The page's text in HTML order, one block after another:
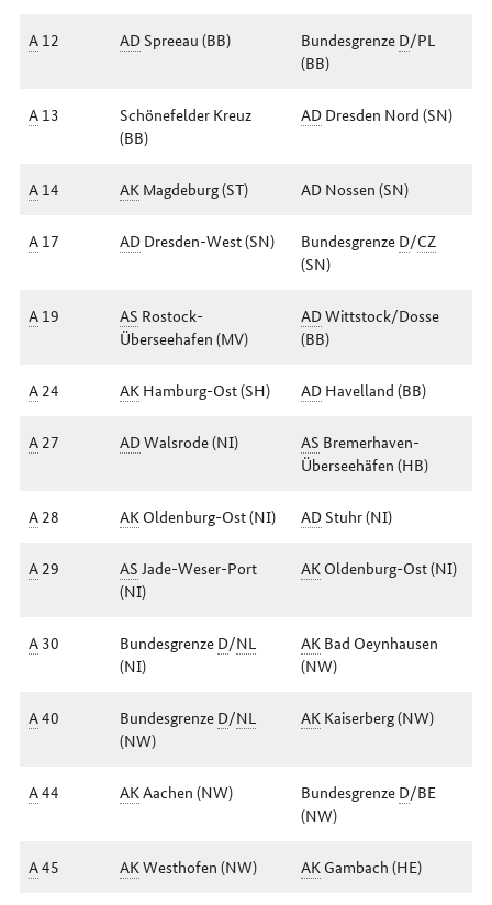
A12 ADSpreeau (BB) Bundesgrenze D/PL
(BB)
A13
Schönefelder Kreuz
(BB)
ADDresden Nord (SN)
A14 AKMagdeburg (ST) AD Nossen (SN)
A17 ADDresden-West (SN) Bundesgrenze D/CZ
(SN)
A19 AS Rostock-
Überseehafen (MV)
ADWittstock/Dosse
(BB)
A24 AKHamburg-Ost (SH) ADHavelland (BB)
A27 ADWalsrode (NI) AS Bremerhaven-
Überseehäfen (HB)
A28 AKOldenburg-Ost (NI) ADStuhr (NI)
A29 AS Jade-Weser-Port
(NI)
AKOldenburg-Ost (NI)
A30 Bundesgrenze D/NL
(NI)
AKBad Oeynhausen
(NW)
A40 Bundesgrenze D/NL
(NW)
AKKaiserberg (NW)
A44 AKAachen (NW) Bundesgrenze D/BE
(NW)
A45 AKWesthofen (NW) AKGambach (HE)